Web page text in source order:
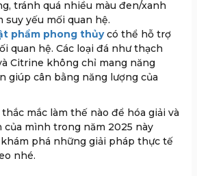
tránh quá nhiều màu đen/xanh
suy yếu mối quan hệ.
phẩm phong thủycó thể hỗ trợ
quan hệ. Các loại đá như thạch
Citrine không chỉ mang năng
giúp cân bằng năng lượng của
mắc làm thế nào để hóa giải và
mình trong năm 2025 này
phá những giải pháp thực tế
nhé.